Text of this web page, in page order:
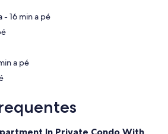
‪Restaurante Bagatela - ‬16 min a pé
pé
D’Guia - ‬6 min a pé
In Private Condo With